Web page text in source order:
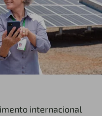
internacional